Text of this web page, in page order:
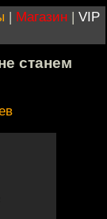
| Магазин | VIP
станем